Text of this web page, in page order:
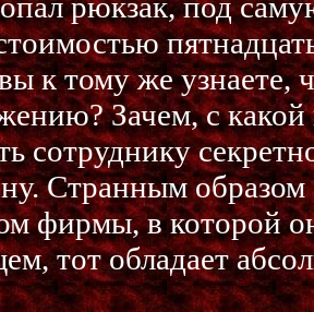
к тому же узнаете,
Зачем, с
сотруднику
Странным образом
фирмы, в которой
тот обладает